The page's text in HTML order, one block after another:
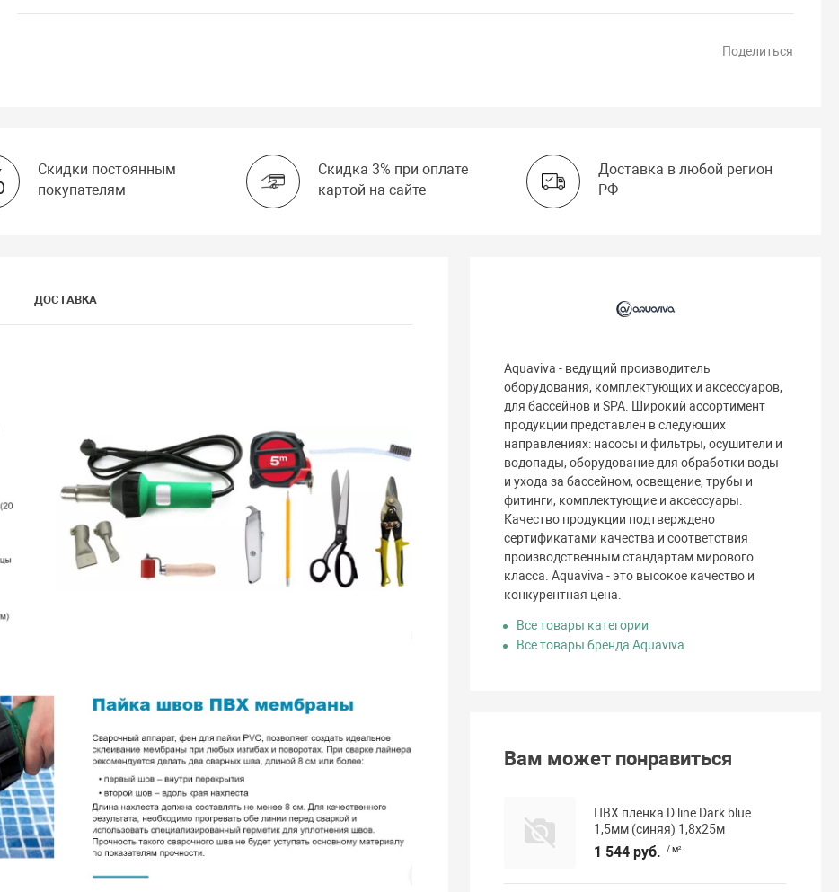
Поделиться
Скидки постоянным
покупателям
Скидка 3% при оплате
картой на сайте
Доставка в любой регион
РФ
ДОСТАВКА
Aquaviva - ведущий производитель
оборудования, комплектующих и аксессуаров,
для бассейнов и SPA. Широкий ассортимент
продукции представлен в следующих
направлениях: насосы и фильтры, осушители и
водопады, оборудование для обработки воды
и ухода за бассейном, освещение, трубы и
фитинги, комплектующие и аксессуары.
Качество продукции подтверждено
сертификатами качества и соответствия
производственным стандартам мирового
класса. Aquaviva - это высокое качество и
конкурентная цена.
Все товары категории
Все товары бренда Aquaviva
Вам может понравиться
ПВХ пленка D line Dark blue
1,5мм (синяя) 1,8х25м
1 544 руб. / м².